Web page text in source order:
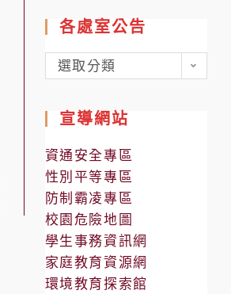
各處室公告
各
處
公
告
選取分類
宣導網站
資通安全專區
性別平等專區
防制霸凌專區
校園危險地圖
學生事務資訊網
家庭教育資源網
環境教育探索館